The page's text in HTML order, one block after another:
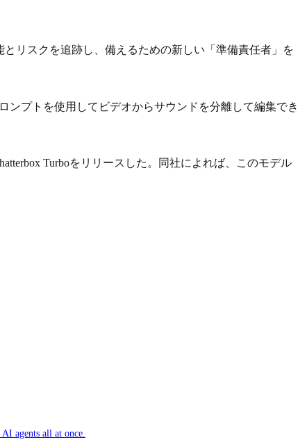
リスクを追跡し、備えるための新しい「準備責任者」を
ンプトを使用してビデオからサウンドを分離して編集でき
Turboをリリースした。同社によれば、このモデル
agents all at once.